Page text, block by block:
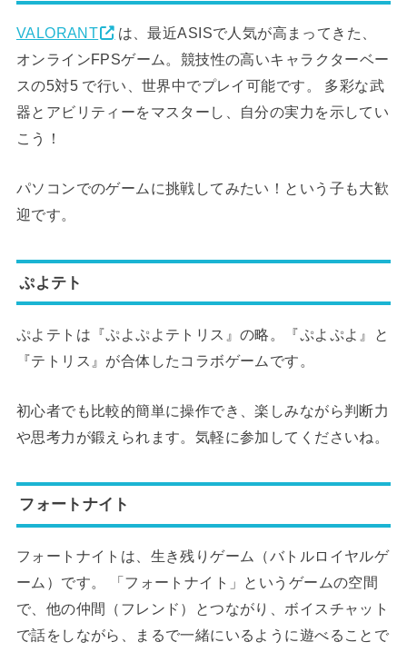
VALORANT
は、最近ASISで人気が高まってきた、
オンラインFPSゲーム。競技性の高いキャラクターベー
スの5対5 で行い、世界中でプレイ可能です。 多彩な武
器とアビリティーをマスターし、自分の実力を示してい
こう！
パソコンでのゲームに挑戦してみたい！という子も大歓
迎です。
ぷよテト
ぷよテトは『ぷよぷよテトリス』の略。『ぷよぷよ』と
『テトリス』が合体したコラボゲームです。
初心者でも比較的簡単に操作でき、楽しみながら判断力
や思考力が鍛えられます。気軽に参加してくださいね。
フォートナイト
フォートナイトは、生き残りゲーム（バトルロイヤルゲ
ーム）です。 「フォートナイト」というゲームの空間
で、他の仲間（フレンド）とつながり、ボイスチャット
で話をしながら、まるで一緒にいるように遊べることで